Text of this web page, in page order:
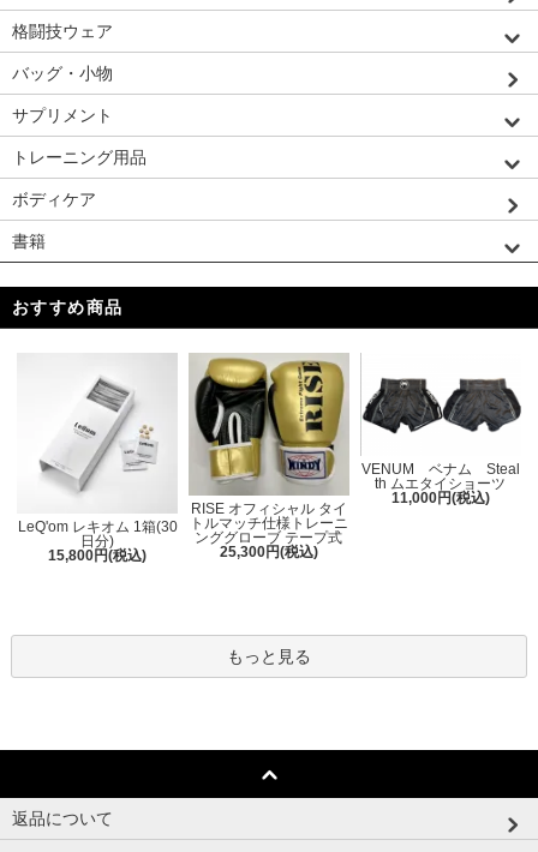
格闘技ウェア
バッグ・小物
サプリメント
トレーニング用品
ボディケア
書籍
おすすめ商品
LeQ'om レキオム 1箱(30
日分)
15,800円(税込)
RISE オフィシャル タイ
トルマッチ仕様トレーニ
ンググローブ テープ式
25,300円(税込)
VENUM ベナム Steal
th ムエタイショーツ
11,000円(税込)
もっと見る
返品について